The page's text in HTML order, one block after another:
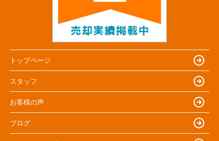
トップページ
スタッフ
お客様の声
ブログ